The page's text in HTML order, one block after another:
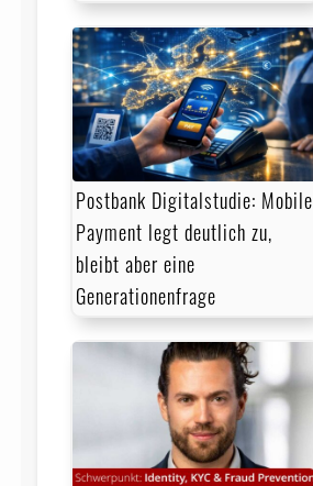
Postbank Digitalstudie: Mobile
Payment legt deutlich zu,
bleibt aber eine
Generationenfrage